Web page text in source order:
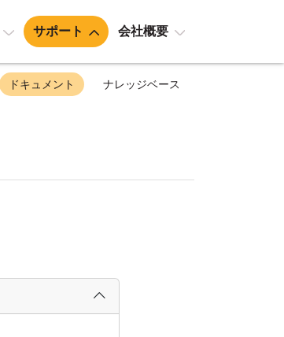
サポート 会社概要
ドキュメント ナレッジベース